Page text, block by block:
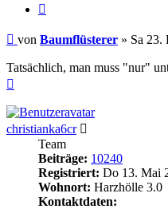
Beitrag
von Baumflüsterer » Sa 23.
Tatsächlich, man muss "nur"
christianka6cr
Team
Beiträge: 10240
Registriert: Do 13. Mai
Wohnort: Harzhölle 3.0
Kontaktdaten: